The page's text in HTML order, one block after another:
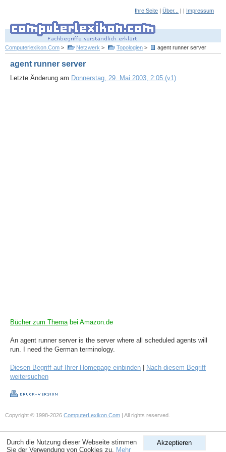
Ihre Seite | Über... | | Impressum
Computerlexikon.Com > Netzwerk > Topologien > agent runner server
agent runner server
Letzte Änderung am Donnerstag, 29. Mai 2003, 2:05 (v1)
Bücher zum Themabei Amazon.de
An agent runner server is the server where all scheduled agents will
run. I need the German terminology.
Diesen Begriff auf Ihrer Homepage einbinden
Nach diesem Begriff
weitersuchen
Akzeptieren
Durch die Nutzung dieser Webseite stimmen
Sie der Verwendung von Cookies zu. Mehr
Copyright © 1998-2026 ComputerLexikon.Com | All rights reserved.